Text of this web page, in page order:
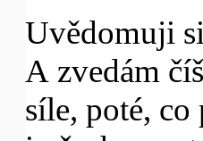
Uvědomuji
A zvedám
síle, poté,